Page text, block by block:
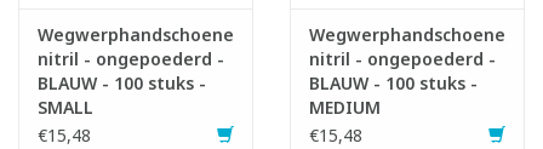
Wegwerphandschoenen
nitril - ongepoederd -
BLAUW - 100 stuks -
SMALL
€15,48
Wegwerphandschoenen
nitril - ongepoederd -
BLAUW - 100 stuks -
MEDIUM
€15,48